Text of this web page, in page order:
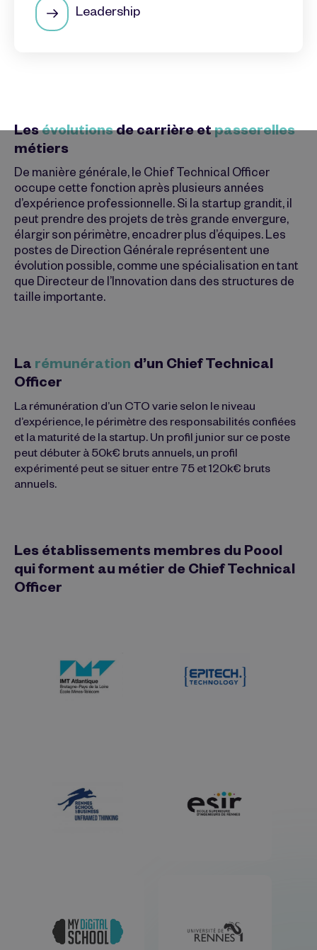
Leadership
Lesévolutionsde carrière etpasserelles
métiers
De manière générale, le Chief Technical Officer
occupe cette fonction après plusieurs années
d’expérience professionnelle. Si la startup grandit, il
peut prendre des projets de très grande envergure,
élargir son périmètre, encadrer plus d’équipes. Les
postes de Direction Générale représentent une
évolution possible, comme une spécialisation en tant
que Directeur de l’Innovation dans des structures de
taille importante.
La rémunération d’un Chief Technical
Officer
La rémunération d’un CTO varie selon le niveau
d’expérience, le périmètre des responsabilités confiées
et la maturité de la startup. Un profil junior sur ce poste
peut débuter à 50k€ bruts annuels, un profil
expérimenté peut se situer entre 75 et 120k€ bruts
annuels.
Les établissements membres du Poool
qui forment au métier de Chief Technical
Officer